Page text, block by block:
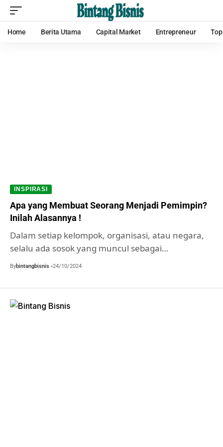
Home Berita Utama Capital Market Entrepreneur
INSPIRASI
Apa yang Membuat Seorang Menjadi Pemimpin?
Inilah Alasannya !
Dalam setiap kelompok, organisasi, atau negara,
selalu ada sosok yang muncul sebagai…
Bybintangbisnis 24/10/2024